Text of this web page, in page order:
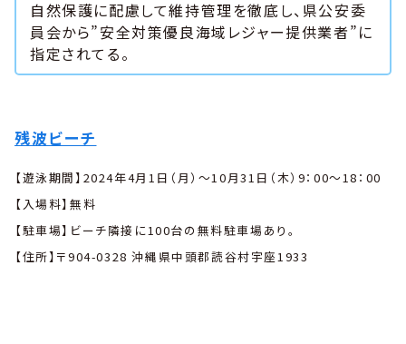
自然保護に配慮して維持管理を徹底し、県公安委
員会から”安全対策優良海域レジャー提供業者”に
指定されてる。
残波ビーチ
【遊泳期間】2024年4月1日（月）〜10月31日（木）9：00〜18：00
【入場料】無料
【駐車場】ビーチ隣接に100台の無料駐車場あり。
【住所】〒904-0328 沖縄県中頭郡読谷村宇座1933